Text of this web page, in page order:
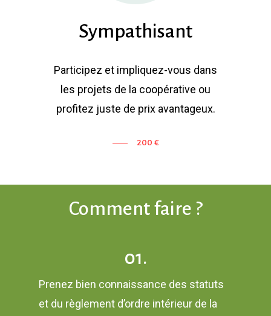
Sympathisant
Participez et impliquez-vous dans
les projets de la coopérative ou
profitez juste de prix avantageux.
200 €
Comment faire ?
01.
Prenez bien connaissance des statuts
et du règlement d’ordre intérieur de la